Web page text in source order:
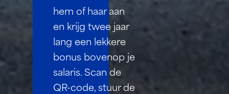
hem of haar aan
en krijg twee jaar
lang een lekkere
bonus bovenop je
salaris. Scan de
QR-code, stuur de